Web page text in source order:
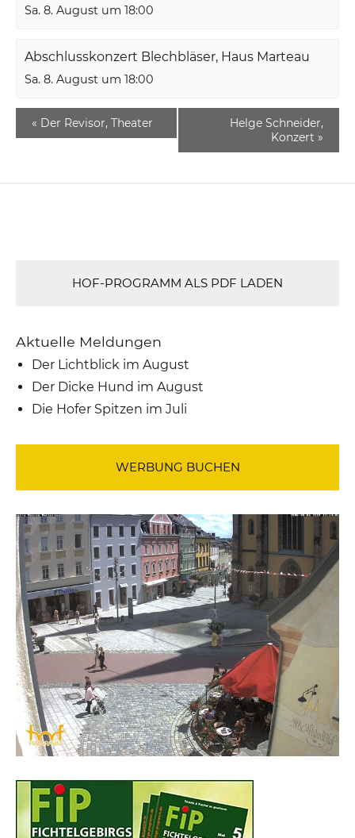
Sa. 8. August um 18:00
Abschlusskonzert Blechbläser, Haus Marteau
Sa. 8. August um 18:00
« Der Revisor, Theater
Helge Schneider,
Konzert »
HOF-PROGRAMM ALS PDF LADEN
Aktuelle Meldungen
Der Lichtblick im August
Der Dicke Hund im August
Die Hofer Spitzen im Juli
WERBUNG BUCHEN